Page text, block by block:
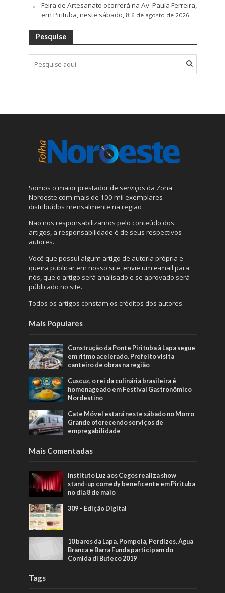
Feira de Artesanato ocorrerá na Av. Paula Ferreira,
em Pirituba, neste sábado, 8 6 de agosto de 2026
Pesquise
Somos o maior prestador de serviços da Zona
Noroeste com mais de 100 mil exemplares
distribuídos mensalmente na região
Não nos responsabilizamos pelo conteúdo dos
artigos, a responsabilidade é de seus respectivos
autores.
Você que possuí algum artigo de autoria própria e
queira publicar em nosso site, envie um e-mail para
nós, que o artigo será analisado e se aprovado será
públicado no site.
Todos os artigos constam os créditos dos autores.
Mais Populares
Construção da Ponte Pirituba à Lapa segue
em ritmo acelerado. Prefeito visita
canteiro de obras na região
Cuscuz, o rei da culinária brasileira é
homenageado em Festival Gastronômico
Nordestino
Cate Móvel estará neste sábado no Morro
Grande oferecendo serviços de
empregabilidade
Mais Comentadas
Instituto Luz aos Cegos realiza show
stand-up comedy beneficente em Pirituba
no dia 8 de maio
309 – Edição Digital
10 bares da Lapa, Pompeia, Perdizes, Água
Branca e Barra Funda participam do
Comida di Buteco 2019
Tags